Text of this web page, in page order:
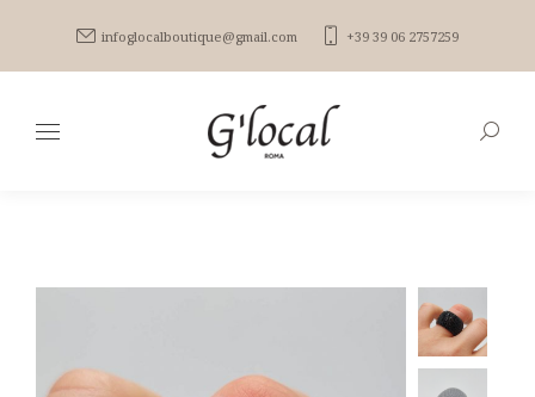
infoglocalboutique@gmail.com +39 39 06 2757259